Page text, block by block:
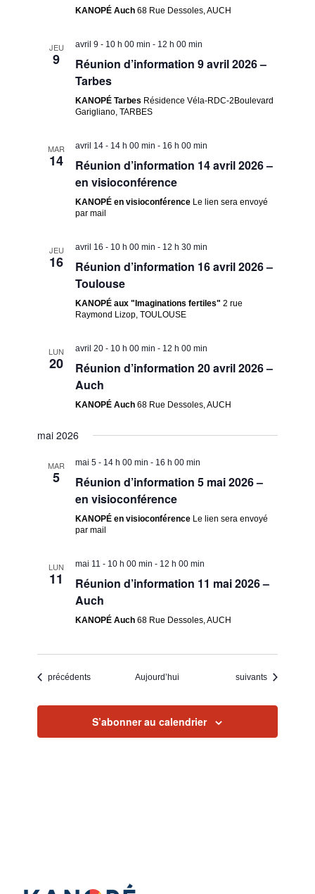
KANOPÉ Auch68 Rue Dessoles, AUCH
JEU
9
avril 9 - 10 h 00 min - 12 h 00 min
Réunion d’information 9 avril 2026 –
Tarbes
KANOPÉ Tarbes Résidence Véla-RDC-2Boulevard
Garigliano, TARBES
MAR
14
avril 14 - 14 h 00 min - 16 h 00 min
Réunion d’information 14 avril 2026 –
en visioconférence
KANOPÉ en visioconférence Le lien sera envoyé
par mail
JEU
16
avril 16 - 10 h 00 min - 12 h 30 min
Réunion d’information 16 avril 2026 –
Toulouse
KANOPÉ aux "Imaginations fertiles"2 rue
Raymond Lizop, TOULOUSE
LUN
20
avril 20 - 10 h 00 min - 12 h 00 min
Réunion d’information 20 avril 2026 –
Auch
KANOPÉ Auch68 Rue Dessoles, AUCH
mai 2026
MAR
5
mai 5 - 14 h 00 min - 16 h 00 min
Réunion d’information 5 mai 2026 –
en visioconférence
KANOPÉ en visioconférence Le lien sera envoyé
par mail
LUN
11
mai 11 - 10 h 00 min - 12 h 00 min
Réunion d’information 11 mai 2026 –
Auch
KANOPÉ Auch68 Rue Dessoles, AUCH
Évènements
précédents Aujourd’hui Évènements
suivants
S’abonner au calendrier